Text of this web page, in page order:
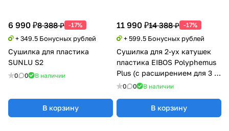
6 990 ₽8 388 ₽ -17%
+ 349.5 Бонусных рублей
Сушилка для пластика
SUNLU S2
0 0 В наличии
В корзину
11 990 ₽14 388 ₽ -17%
+ 599.5 Бонусных рублей
Сушилка для 2-ух катушек
пластика EIBOS Polyphemus
Plus (с расширением для 3 кг
катушки)
0 0 В наличии
В корзину